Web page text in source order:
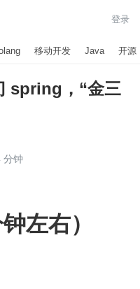
登录
移动开发 Java 开源
spring，“金三
分钟
左右）